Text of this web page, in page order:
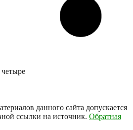
четыре
данного сайта допускается
ссылки на источник. Обратная